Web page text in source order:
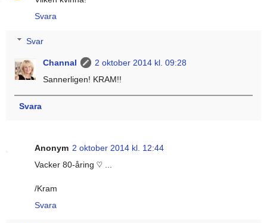
Svara
Svar
Channal
2 oktober 2014 kl. 09:28
Sannerligen! KRAM!!
Svara
Anonym 2 oktober 2014 kl. 12:44
Vacker 80-åring ♡ ...
/Kram
Svara